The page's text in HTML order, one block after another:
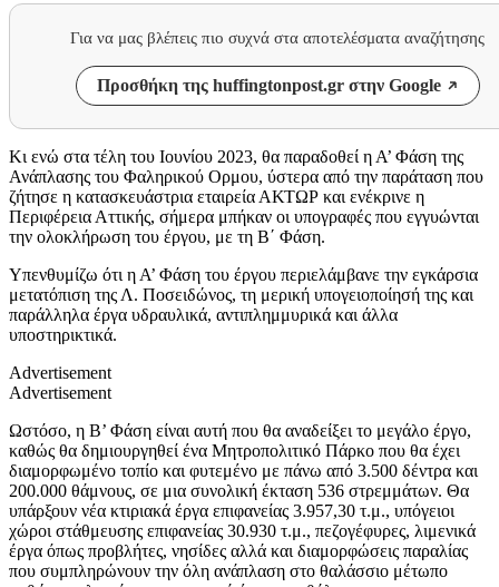
Για να μας βλέπεις πιο συχνά στα αποτελέσματα αναζήτησης
Προσθήκη της huffingtonpost.gr στην Google
Κι ενώ στα τέλη του Ιουνίου 2023, θα παραδοθεί η Α’ Φάση της
Ανάπλασης του Φαληρικού Ορμου, ύστερα από την παράταση που
ζήτησε η κατασκευάστρια εταιρεία ΑΚΤΩΡ και ενέκρινε η
Περιφέρεια Αττικής, σήμερα μπήκαν οι υπογραφές που εγγυώνται
την ολοκλήρωση του έργου, με τη Β΄ Φάση.
Υπενθυμίζω ότι η Α’ Φάση του έργου περιελάμβανε την εγκάρσια
μετατόπιση της Λ. Ποσειδώνος, τη μερική υπογειοποίησή της και
παράλληλα έργα υδραυλικά, αντιπλημμυρικά και άλλα
υποστηρικτικά.
Advertisement
Advertisement
Ωστόσο, η Β’ Φάση είναι αυτή που θα αναδείξει το μεγάλο έργο,
καθώς θα δημιουργηθεί ένα Μητροπολιτικό Πάρκο που θα έχει
διαμορφωμένο τοπίο και φυτεμένο με πάνω από 3.500 δέντρα και
200.000 θάμνους, σε μια συνολική έκταση 536 στρεμμάτων. Θα
υπάρξουν νέα κτιριακά έργα επιφανείας 3.957,30 τ.μ., υπόγειοι
χώροι στάθμευσης επιφανείας 30.930 τ.μ., πεζογέφυρες, λιμενικά
έργα όπως προβλήτες, νησίδες αλλά και διαμορφώσεις παραλίας
που συμπληρώνουν την όλη ανάπλαση στο θαλάσσιο μέτωπο